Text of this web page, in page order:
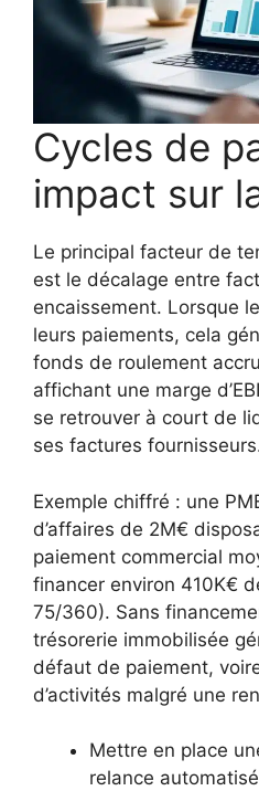
Cycles de
impact sur
Le principal facteur de
est le décalage entre
encaissement. Lorsque
leurs paiements, cela
fonds de roulement
affichant une marge
se retrouver à court de
ses factures
Exemple chiffré : une
d’affaires de 2M€
paiement commercial
financer environ 410K€
75/360). Sans
trésorerie immobilisée
défaut de paiement,
d’activités malgré une
Mettre en place
relance